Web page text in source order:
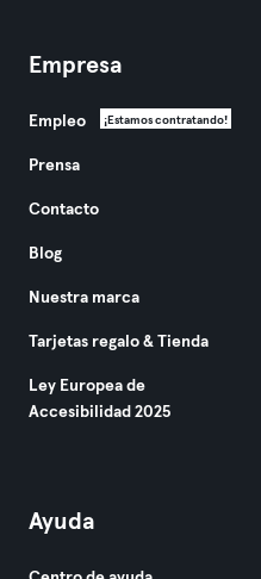
Empresa
Empleo ¡Estamos contratando!
Prensa
Contacto
Blog
Nuestra marca
Tarjetas regalo & Tienda
Ley Europea de
Accesibilidad 2025
Ayuda